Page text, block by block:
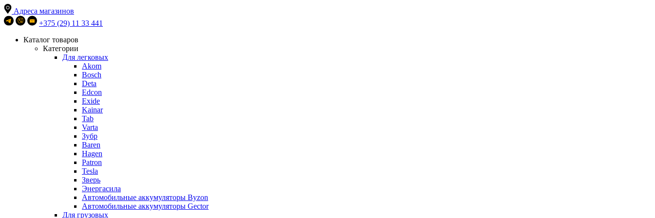
Адреса магазинов
+375 (29) 11 33 441
Каталог товаров
Категории
Для легковых
Akom
Bosch
Deta
Edcon
Exide
Kainar
Tab
Varta
Зубр
Baren
Hagen
Patron
Tesla
Зверь
Энергасила
Автомобильные аккумуляторы Byzon
Автомобильные аккумуляторы Gector
Для грузовых